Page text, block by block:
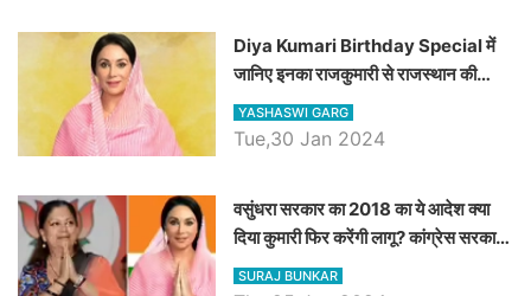
Diya Kumari Birthday Special में
जानिए इनका राजकुमारी से राजस्थान की
डिप्टी सीएम बनने तक का सफर, एक क्लिक में
जाने पूरा जीवन परिचय
YASHASWI GARG
Tue,30 Jan 2024
वसुंधरा सरकार का 2018 का ये आदेश क्या
दिया कुमारी फिर करेंगी लागू? कांग्रेस सरकार
ने किया था निरस्त
SURAJ BUNKAR